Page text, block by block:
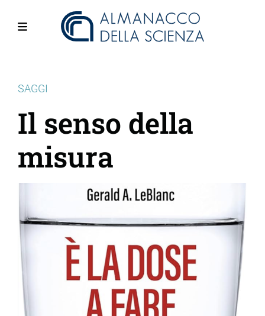
SAGGI
Il senso della
misura